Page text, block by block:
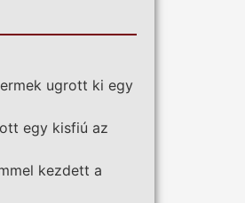
ugrott ki egy
egy kisfiú az
kezdett a